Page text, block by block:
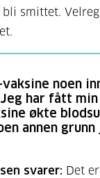
smittet.
noen
har fått
økte
annen
svarer: Det